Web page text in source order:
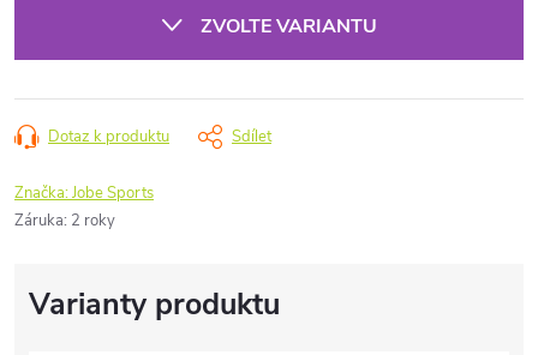
ZVOLTE VARIANTU
Dotaz k produktu Sdílet
Značka:Jobe Sports
Záruka: 2 roky